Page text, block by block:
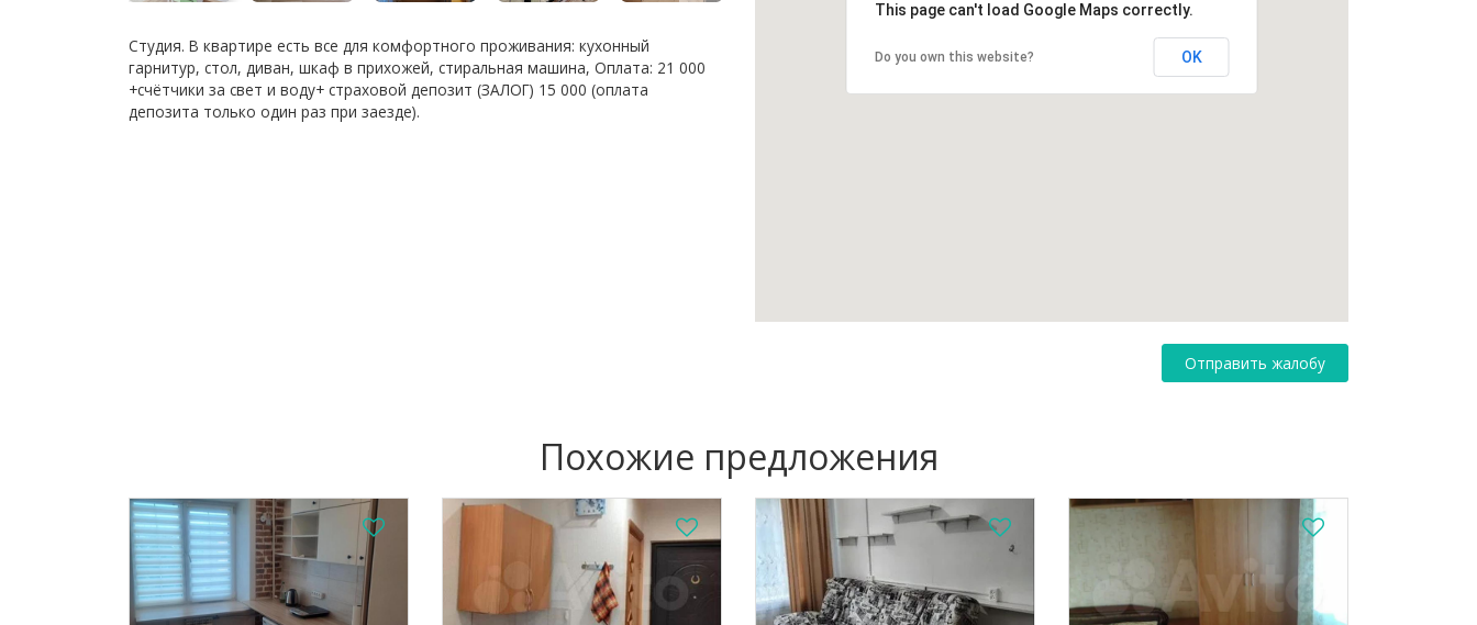
Студия. В квартире есть все для комфортного проживания: кухонный
гарнитур, стол, диван, шкаф в прихожей, стиральная машина, Оплата: 21 000
+счётчики за свет и воду+ страховой депозит (ЗАЛОГ) 15 000 (оплата
депозита только один раз при заезде).
This page can't load Google Maps correctly.
Do you own this website? OK
Отправить жалобу
Похожие предложения